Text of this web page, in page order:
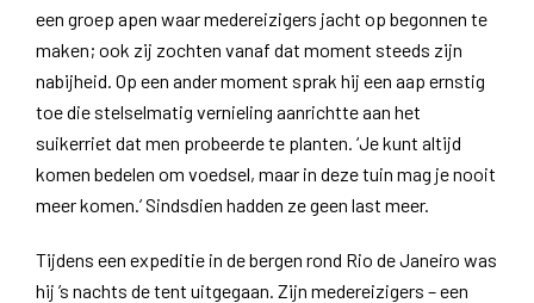
een groep apen waar medereizigers jacht op begonnen te
maken; ook zij zochten vanaf dat moment steeds zijn
nabijheid. Op een ander moment sprak hij een aap ernstig
toe die stelselmatig vernieling aanrichtte aan het
suikerriet dat men probeerde te planten. ‘Je kunt altijd
komen bedelen om voedsel, maar in deze tuin mag je nooit
meer komen.’ Sindsdien hadden ze geen last meer.
Tijdens een expeditie in de bergen rond Rio de Janeiro was
hij ’s nachts de tent uitgegaan. Zijn medereizigers – een